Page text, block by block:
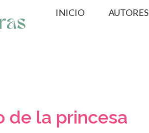
INICIO AUTORES
de la princesa